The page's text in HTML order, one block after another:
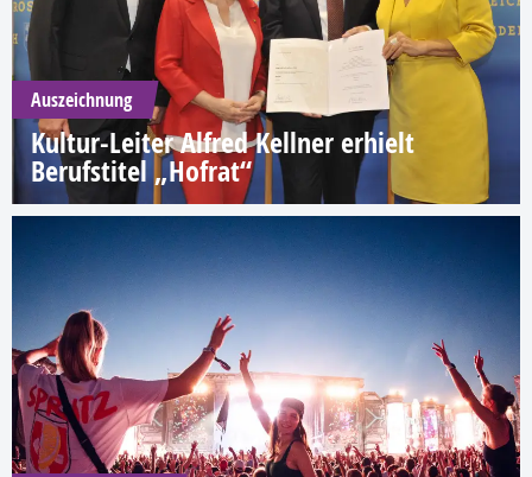
Auszeichnung
Kultur-Leiter Alfred Kellner erhielt
Berufstitel „Hofrat“